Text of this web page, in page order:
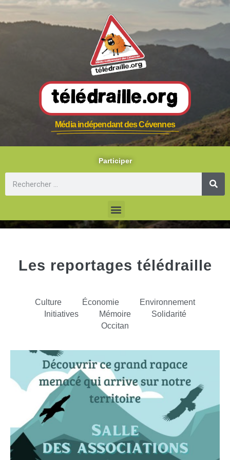
Télédraille.org
Média indépendant des Cévennes
Participer
Les reportages télédraille
Culture Économie
Environnement
Initiatives
Mémoire
Solidarité
Occitan